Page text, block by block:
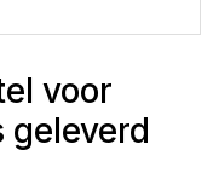
voor
geleverd